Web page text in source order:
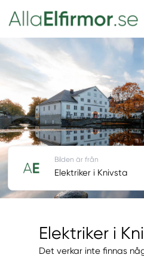
Elektriker i
Det verkar inte finnas
Bilden är från
Elektriker i Knivsta